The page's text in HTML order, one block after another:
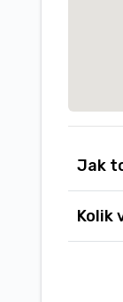
Jak
Kolik